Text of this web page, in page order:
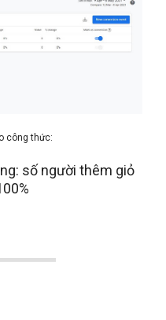
công thức:
số người thêm giỏ